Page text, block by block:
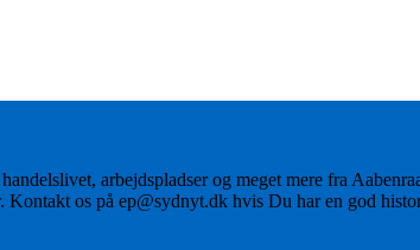
arbejdspladser og meget mere fra
Kontakt os på ep@sydnyt.dk hvis Du har en god